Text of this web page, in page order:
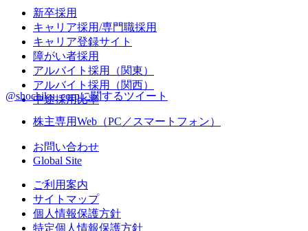
新卒採用
キャリア採用/専門職採用
キャリア登録サイト
障がい者採用
アルバイト採用（関東）
アルバイト採用（関西）
中途採用比率
@shochiku_corpに関するツイート
株主専用Web（PC／スマートフォン）
お問い合わせ
Global Site
ご利用案内
サイトマップ
個人情報保護方針
特定個人情報保護方針